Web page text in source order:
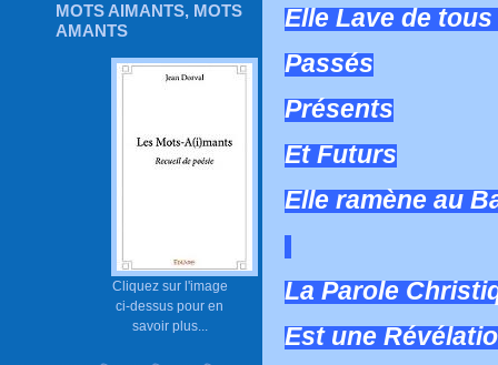
MOTS AIMANTS, MOTS
AMANTS
Cliquez sur l'image
ci-dessus pour en
savoir plus...
Elle Lave de
Passés
Présents
Et Futurs
Elle ramène au
La Parole
Est une